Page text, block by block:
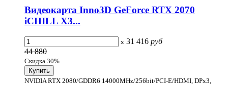
Видеокарта Inno3D GeForce RTX 2070
iCHILL X3...
x 31 416 руб
44 880
Скидка 30%
NVIDIA RTX 2080/GDDR6 14000MHz/256bit/PCI-E/HDMI, DPx3,